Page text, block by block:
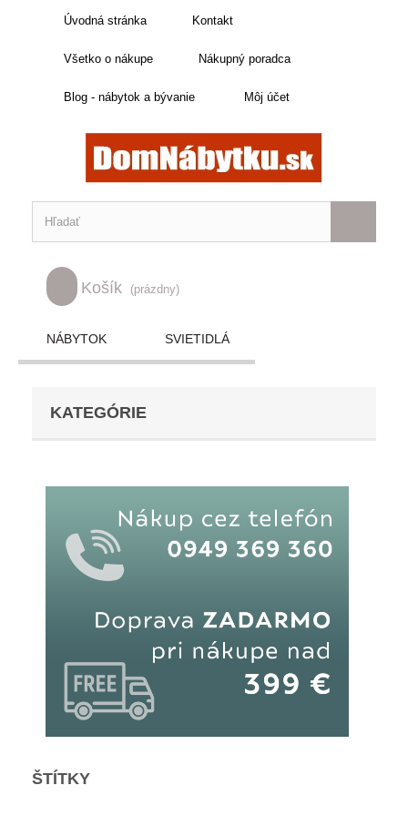
Úvodná stránka Kontakt
Všetko o nákupe Nákupný poradca
Blog - nábytok a bývanie Môj účet
Košík (prázdny)
NÁBYTOK SVIETIDLÁ
KATEGÓRIE
ŠTÍTKY